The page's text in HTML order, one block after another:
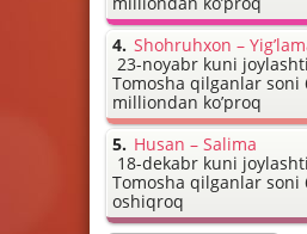
Shohruhxon –
23-noyabr kuni
Tomosha qilganlar soni
milliondan ko’proq
Husan – Salima
18-dekabr kuni
Tomosha qilganlar soni
oshiqroq